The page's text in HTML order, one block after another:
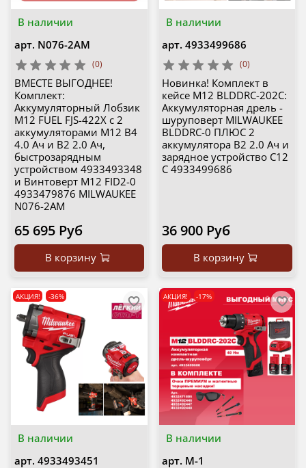
В наличии
арт. N076-2AM
(0)
ВМЕСТЕ ВЫГОДНЕЕ!
Комплект:
Аккумуляторный Лобзик
M12 FUEL FJS-422X с 2
аккумуляторами M12 B4
4.0 Ач и B2 2.0 Ач,
быстрозарядным
устройством 4933493348
и Винтоверт M12 FID2-0
4933479876 MILWAUKEE
N076-2AM
65 695 Руб
В корзину
В наличии
арт. 4933499686
(0)
Новинка! Комплект в
кейсе M12 BLDDRC-202C:
Аккумуляторная дрель -
шуруповерт MILWAUKEE
BLDDRC-0 ПЛЮС 2
аккумулятора B2 2.0 Ач и
зарядное устройство C12
C 4933499686
36 900 Руб
В корзину
В наличии
АКЦИЯ! -36%
арт. 4933493451
В наличии
АКЦИЯ! -17%
арт. M-1